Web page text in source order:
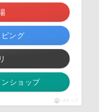
ング
ショップ
ポチップ